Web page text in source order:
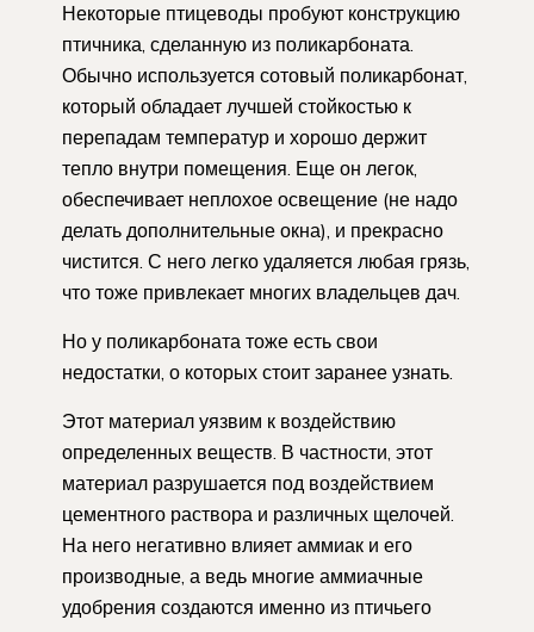
Некоторые птицеводы пробуют конструкцию
птичника, сделанную из поликарбоната.
Обычно используется сотовый поликарбонат,
который обладает лучшей стойкостью к
перепадам температур и хорошо держит
тепло внутри помещения. Еще он легок,
обеспечивает неплохое освещение (не надо
делать дополнительные окна), и прекрасно
чистится. С него легко удаляется любая грязь,
что тоже привлекает многих владельцев дач.
Но у поликарбоната тоже есть свои
недостатки, о которых стоит заранее узнать.
Этот материал уязвим к воздействию
определенных веществ. В частности, этот
материал разрушается под воздействием
цементного раствора и различных щелочей.
На него негативно влияет аммиак и его
производные, а ведь многие аммиачные
удобрения создаются именно из птичьего